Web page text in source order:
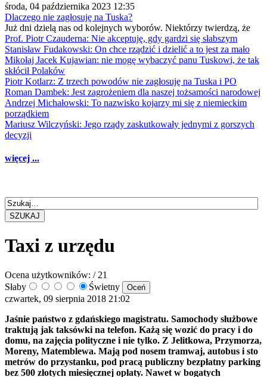
środa, 04 października 2023 12:35
Dlaczego nie zagłosuję na Tuska?
Już dni dzielą nas od kolejnych wyborów. Niektórzy twierdzą, że
Prof. Piotr Czauderna: Nie akceptuję, gdy gardzi się słabszym
Stanisław Fudakowski: On chce rządzić i dzielić a to jest za mało
Mikołaj Jacek Kujawian: nie mogę wybaczyć panu Tuskowi, że tak
skłócił Polaków
Piotr Kotlarz: Z trzech powodów nie zagłosuję na Tuska i PO
Roman Dambek: Jest zagrożeniem dla naszej tożsamości narodowej
Andrzej Michałowski: To nazwisko kojarzy mi się z niemieckim
porządkiem
Mariusz Wilczyński: Jego rządy zaskutkowały jednymi z gorszych
decyzji
więcej ...
SZUKAJ
Taxi z urzędu
Ocena użytkowników: / 21
Słaby
Świetny
czwartek, 09 sierpnia 2018 21:02
Jaśnie państwo z gdańskiego magistratu. Samochody służbowe
traktują jak taksówki na telefon. Każą się wozić do pracy i do
domu, na zajęcia polityczne i nie tylko. Z Jelitkowa, Przymorza,
Moreny, Matemblewa. Mają pod nosem tramwaj, autobus i sto
metrów do przystanku, pod pracą publiczny bezpłatny parking
bez 500 złotych miesięcznej opłaty. Nawet w bogatych